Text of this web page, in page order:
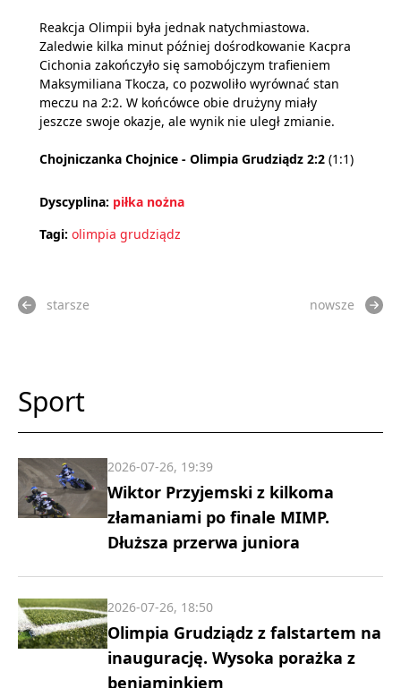
Reakcja Olimpii była jednak natychmiastowa.
Zaledwie kilka minut później dośrodkowanie Kacpra
Cichonia zakończyło się samobójczym trafieniem
Maksymiliana Tkocza, co pozwoliło wyrównać stan
meczu na 2:2. W końcówce obie drużyny miały
jeszcze swoje okazje, ale wynik nie uległ zmianie.
Chojniczanka Chojnice - Olimpia Grudziądz 2:2 (1:1)
Dyscyplina: piłka nożna
Tagi: olimpia grudziądz
starsze nowsze
Sport
Wiktor Przyjemski z kilkoma
złamaniami po finale MIMP.
Dłuższa przerwa juniora
2026-07-26, 19:39
Olimpia Grudziądz z falstartem na
inaugurację. Wysoka porażka z
beniaminkiem
2026-07-26, 18:50